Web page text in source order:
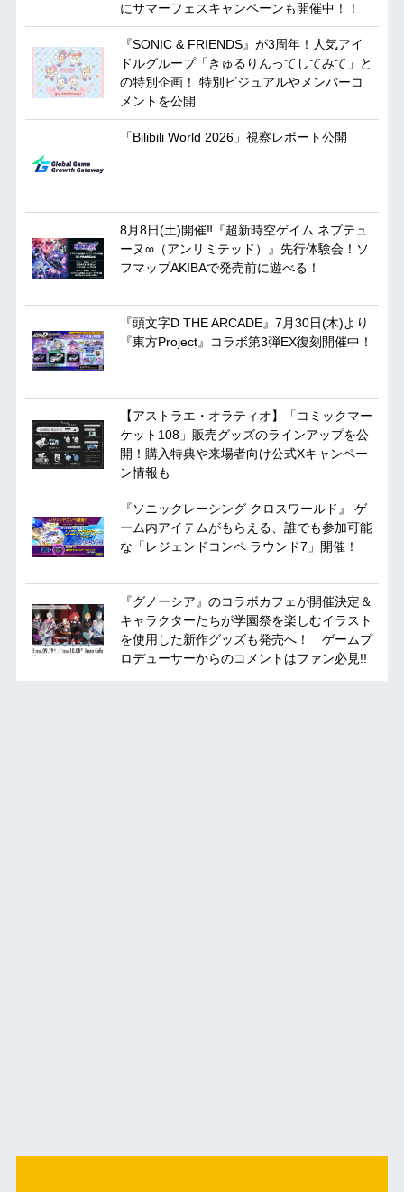
にサマーフェスキャンペーンも開催中！！
『SONIC & FRIENDS』が3周年！人気アイ
ドルグループ「きゅるりんってしてみて」と
の特別企画！ 特別ビジュアルやメンバーコ
メントを公開
「Bilibili World 2026」視察レポート公開
8月8日(土)開催‼『超新時空ゲイム ネプテュ
ーヌ∞（アンリミテッド）』先行体験会！ソ
フマップAKIBAで発売前に遊べる！
『頭文字D THE ARCADE』7月30日(木)より
『東方Project』コラボ第3弾EX復刻開催中！
【アストラエ・オラティオ】「コミックマー
ケット108」販売グッズのラインアップを公
開！購入特典や来場者向け公式Xキャンペー
ン情報も
『ソニックレーシング クロスワールド』 ゲ
ーム内アイテムがもらえる、誰でも参加可能
な「レジェンドコンペ ラウンド7」開催！
『グノーシア』のコラボカフェが開催決定＆
キャラクターたちが学園祭を楽しむイラスト
を使用した新作グッズも発売へ！ ゲームプ
ロデューサーからのコメントはファン必見!!